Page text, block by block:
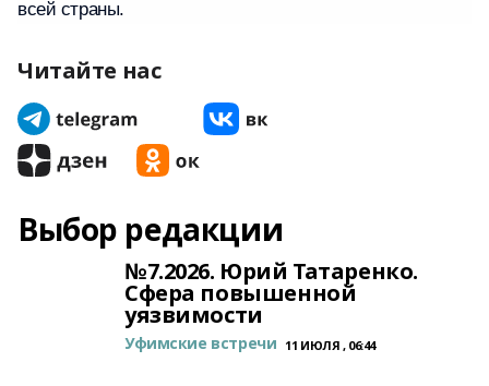
всей страны.
Читайте нас
Выбор редакции
№7.2026. Юрий Татаренко.
Сфера повышенной
уязвимости
Уфимские встречи 11 ИЮЛЯ , 06:44